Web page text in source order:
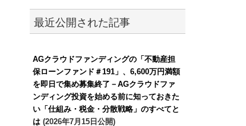
最近公開された記事
AGクラウドファンディングの「不動産担
保ローンファンド＃191」、6,600万円満額
を即日で集め募集終了－AGクラウドファ
ンディング投資を始める前に知っておきた
い「仕組み・税金・分散戦略」のすべてと
は(2026年7月15日公開)